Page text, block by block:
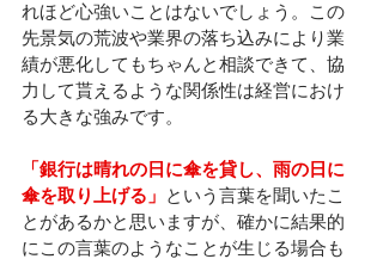
れほど心強いことはないでしょう。この
先景気の荒波や業界の落ち込みにより業
績が悪化してもちゃんと相談できて、協
力して貰えるような関係性は経営におけ
る大きな強みです。
「銀行は晴れの日に傘を貸し、雨の日に
傘を取り上げる」 という言葉を聞いたこ
とがあるかと思いますが、確かに結果的
にこの言葉のようなことが生じる場合も